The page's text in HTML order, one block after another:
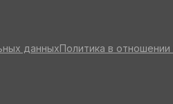
данныхПолитика в